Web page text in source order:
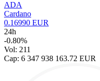
ADA
Cardano
0.16990 EUR
24h
-0.80%
Vol: 211
Cap: 6 347 938 163.72 EUR